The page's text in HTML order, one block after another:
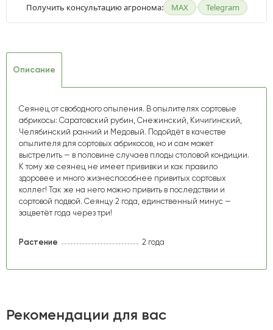
Получить консультацию агронома: MAX · Telegram
Описание
Сеянец от свободного опыления. В опылителях сортовые
абрикосы: Саратовский рубин, Снежинский, Кичигинский,
Челябинский ранний и Медовый. Подойдёт в качестве
опылителя для сортовых абрикосов, но и сам может
выстрелить — в половине случаев плоды столовой кондиции.
К тому же сеянец не имеет прививки и как правило
здоровее и много жизнеспособнее привитых сортовых
коллег! Так же на него можно привить в последствии и
сортовой подвой. Сеянцу 2 года, единственный минус —
зацветёт года через три!
Растение 2 года
Рекомендации для вас